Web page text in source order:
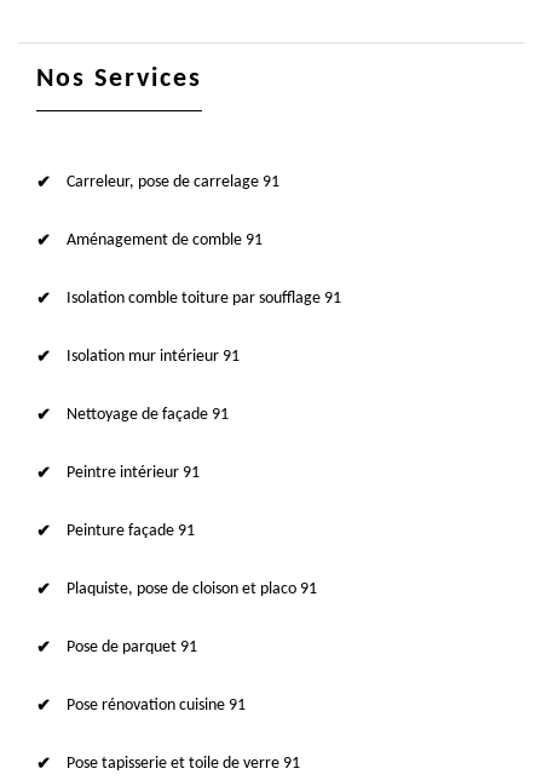
Nos Services
Carreleur, pose de carrelage 91
Aménagement de comble 91
Isolation comble toiture par soufflage 91
Isolation mur intérieur 91
Nettoyage de façade 91
Peintre intérieur 91
Peinture façade 91
Plaquiste, pose de cloison et placo 91
Pose de parquet 91
Pose rénovation cuisine 91
Pose tapisserie et toile de verre 91